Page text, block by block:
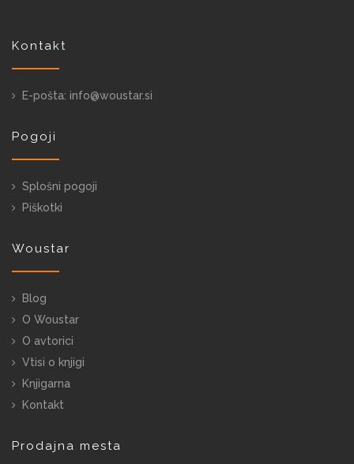
Kontakt
E-pošta: info@woustar.si
Pogoji
Splošni pogoji
Piškotki
Woustar
Blog
O Woustar
O avtorici
Vtisi o knjigi
Knjigarna
Kontakt
Prodajna mesta